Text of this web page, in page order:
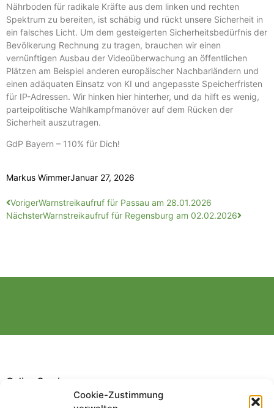
Cookie-Zustimmung
Nährboden für radikale Kräfte aus dem linken und rechten
Spektrum zu bereiten, ist schäbig und rückt unsere Sicherheit in
ein falsches Licht. Um dem gesteigerten Sicherheitsbedürfnis der
Bevölkerung Rechnung zu tragen, brauchen wir einen
vernünftigen Ausbau der Videoüberwachung an öffentlichen
Plätzen am Beispiel anderen europäischer Nachbarländern und
einen adäquaten Einsatz von KI und angepasste Speicherfristen
für IP-Adressen. Wir hinken hier hinterher, und da hilft es wenig,
parteipolitische Wahlkampfmanöver auf dem Rücken der
Sicherheit auszutragen.
GdP Bayern – 110% für Dich!
Markus WimmerJanuar 27, 2026
VorigerWarnstreikaufruf für Passau am 28.01.2026
NächsterWarnstreikaufruf für Regensburg am 02.02.2026
Online Service